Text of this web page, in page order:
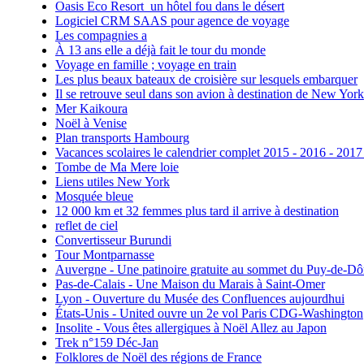
Oasis Eco Resort un hôtel fou dans le désert
Logiciel CRM SAAS pour agence de voyage
Les compagnies a
À 13 ans elle a déjà fait le tour du monde
Voyage en famille ; voyage en train
Les plus beaux bateaux de croisière sur lesquels embarquer
Il se retrouve seul dans son avion à destination de New York
Mer Kaikoura
Noël à Venise
Plan transports Hambourg
Vacances scolaires le calendrier complet 2015 - 2016 -
Tombe de Ma Mere loie
Liens utiles New York
Mosquée bleue
12 000 km et 32 femmes plus tard il arrive à destination
reflet de ciel
Convertisseur Burundi
Tour Montparnasse
Auvergne - Une patinoire gratuite au sommet du Puy-de-
Pas-de-Calais - Une Maison du Marais à Saint-Omer
Lyon - Ouverture du Musée des Confluences aujourdhui
États-Unis - United ouvre un 2e vol Paris CDG-Washington
Insolite - Vous êtes allergiques à Noël Allez au Japon
Trek n°159 Déc-Jan
Folklores de Noël des régions de France